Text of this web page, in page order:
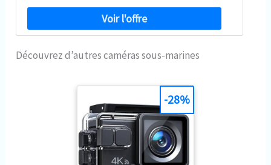
Découvrez d’autres caméras sous-marines
-28%